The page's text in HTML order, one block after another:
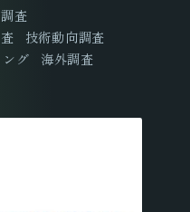
査
技術動向調査
ング
海外調査